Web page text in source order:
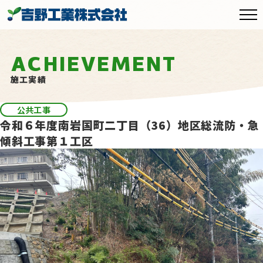
ACHIEVEMENT
施工実績
公共工事
令和６年度南岩国町二丁目（36）地区総流防・急
傾斜工事第１工区